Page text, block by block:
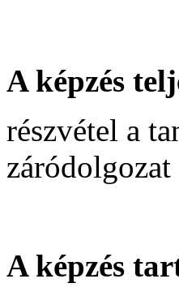
A képzés
részvétel a
záródolgozat
A képzés